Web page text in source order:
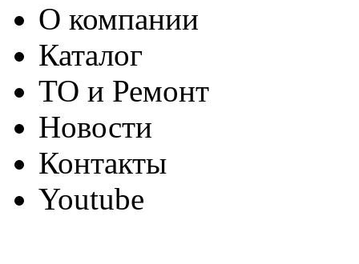
О компании
Каталог
ТО и Ремонт
Новости
Контакты
Youtube